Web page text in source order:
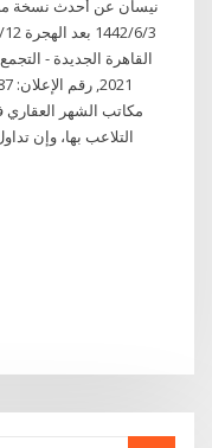
مكاتب الشهر العقاري
التلاعب بها، وإن